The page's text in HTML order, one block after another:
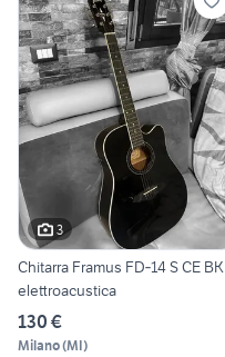
3
Chitarra Framus FD‑14 S CE BK
elettroacustica
130 €
Milano(MI)